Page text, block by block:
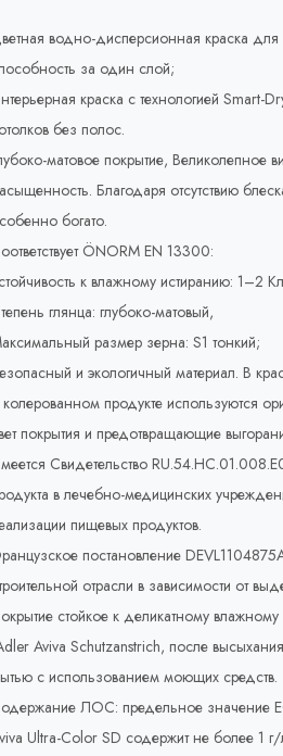
водно-дисперсионная краска
за один слой;
краска с технологией Smart-
без полос.
матовое покрытие, Великолепное
Благодаря отсутствию
богато.
ÖNORM EN 13300:
к влажному истиранию: 1–2
глянца: глубоко-матовый,
размер зерна: S1 тонкий;
и экологичный материал. В
продукте используются
покрытия и предотвращающие
Свидетельство
в лечебно-медицинских
пищевых продуктов.
постановление
отрасли в зависимости от
стойкое к деликатному
Aviva Schutzanstrich, после
с использованием моющих средств.
ЛОС: предельное значение
Ultra-Color SD содержит не более 1